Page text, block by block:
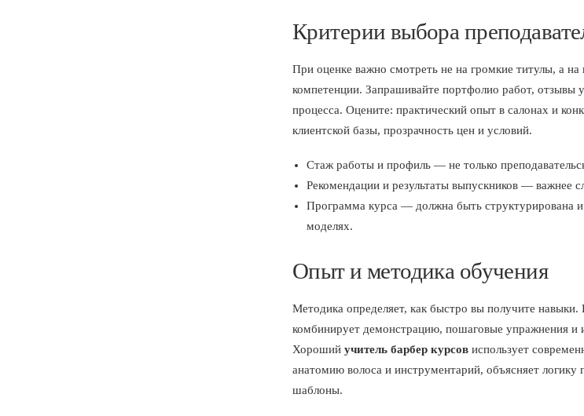
Критерии выбора
При оценке важно смотреть не на громкие титулы, а на
компетенции. Запрашивайте портфолио работ, отзывы
процесса. Оцените: практический опыт в салонах и
клиентской базы, прозрачность цен и условий.
Стаж работы и профиль — не только
Рекомендации и результаты выпускников — важнее
Программа курса — должна быть структурирована
моделях.
Опыт и методика обучения
Методика определяет, как быстро вы получите
комбинирует демонстрацию, пошаговые упражнения и
Хороший учитель барбер курсов использует
анатомию волоса и инструментарий, объясняет логику
шаблоны.